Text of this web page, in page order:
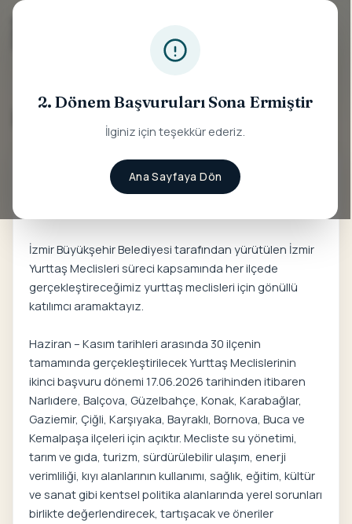
2. Dönem Başvuruları Sona Ermiştir
İlginiz için teşekkür ederiz.
Ana Sayfaya Dön
Başvuru başlamadan önce
Vatandaşların görüşleriyle şekillenen, öğrenme ve
müzakereye dayalı bir süreçle yerel yönetimin karar
İzmir Büyükşehir Belediyesi tarafından yürütülen İzmir
Yurttaş Meclisleri süreci kapsamında her ilçede
gerçekleştireceğimiz yurttaş meclisleri için gönüllü
katılımcı aramaktayız.
Haziran – Kasım tarihleri arasında 30 ilçenin
tamamında gerçekleştirilecek Yurttaş Meclislerinin
ikinci başvuru dönemi 17.06.2026 tarihinden itibaren
Narlıdere, Balçova, Güzelbahçe, Konak, Karabağlar,
Gaziemir, Çiğli, Karşıyaka, Bayraklı, Bornova, Buca ve
Kemalpaşa ilçeleri için açıktır. Mecliste su yönetimi,
tarım ve gıda, turizm, sürdürülebilir ulaşım, enerji
verimliliği, kıyı alanlarının kullanımı, sağlık, eğitim, kültür
ve sanat gibi kentsel politika alanlarında yerel sorunları
birlikte değerlendirecek, tartışacak ve öneriler